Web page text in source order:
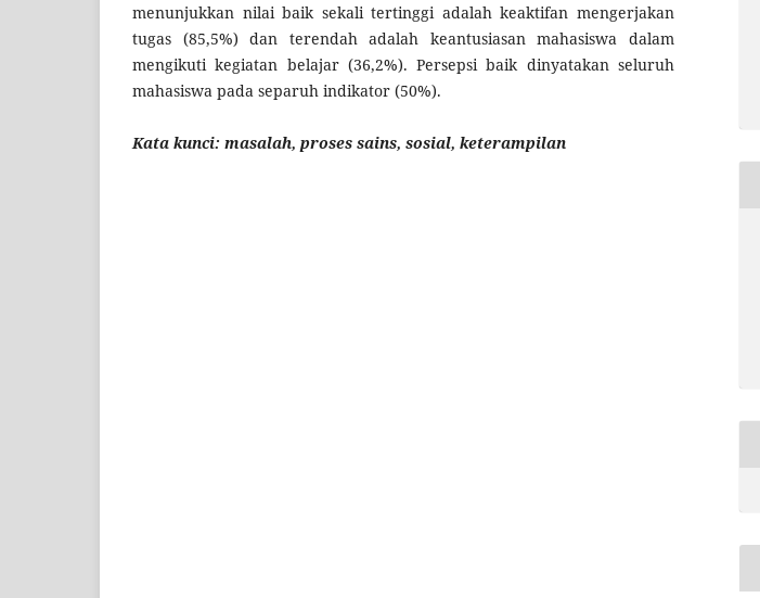
menunjukkan nilai baik sekali tertinggi adalah keaktifan mengerjakan
tugas (85,5%) dan terendah adalah keantusiasan mahasiswa dalam
mengikuti kegiatan belajar (36,2%). Persepsi baik dinyatakan seluruh
mahasiswa pada separuh indikator (50%).
Kata kunci: masalah, proses sains, sosial, keterampilan